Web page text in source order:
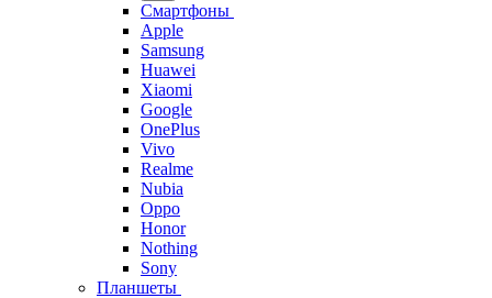
Смартфоны
Apple
Samsung
Huawei
Xiaomi
Google
OnePlus
Vivo
Realme
Nubia
Oppo
Honor
Nothing
Sony
Планшеты